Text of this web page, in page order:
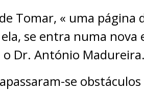
Tomar, « uma página
se entra numa
o Dr. António Madureira.
se